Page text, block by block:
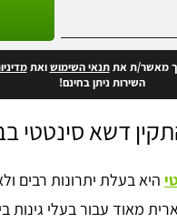
מאשר/ת אתתנאי השימושואת
השירות ניתן בחינם!
דשא סינטטי
היא בעלת יתרונות רבים
מאוד עבור בעלי גינות